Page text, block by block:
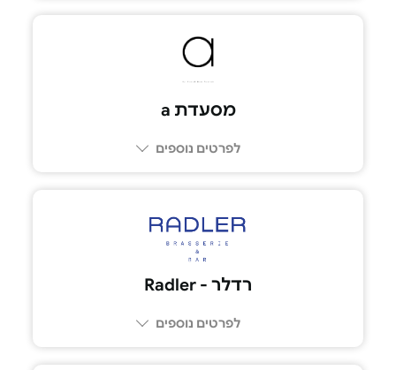
מסעדת a
לפרטים נוספים
רדלר - Radler
לפרטים נוספים